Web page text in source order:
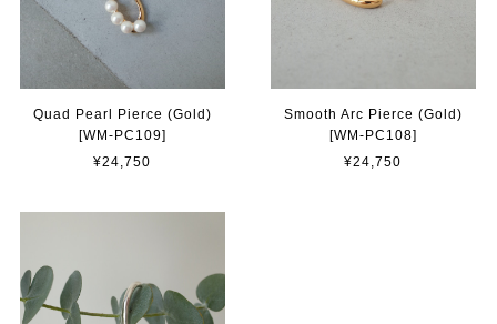
Quad Pearl Pierce (Gold)
[WM-PC109]
¥24,750
Smooth Arc Pierce (Gold)
[WM-PC108]
¥24,750